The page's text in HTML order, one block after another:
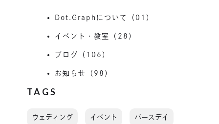
Dot.Graphについて（01）
イベント・教室（28）
ブログ（106）
お知らせ（98）
TAGS
ウェディング イベント バースデイ